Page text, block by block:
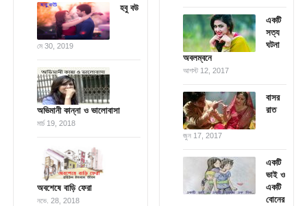
হবু বউ
মে 30, 2019
অভিমানী কান্না ও ভালোবাসা
মার্চ 19, 2018
অবশেষে বাড়ি ফেরা
নভে. 28, 2018
একটি
সত্য
ঘটনা
অবলম্বনে
আগস্ট 12, 2017
বাসর
রাত
জুন 17, 2017
একটি
ভাই ও
একটি
বোনের